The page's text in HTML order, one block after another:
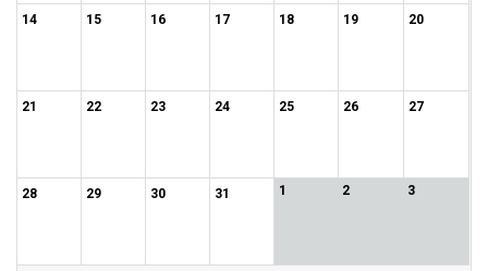
14 15 16 17 18 19 20
21 22 23 24 25 26 27
28 29 30 31 1 2 3